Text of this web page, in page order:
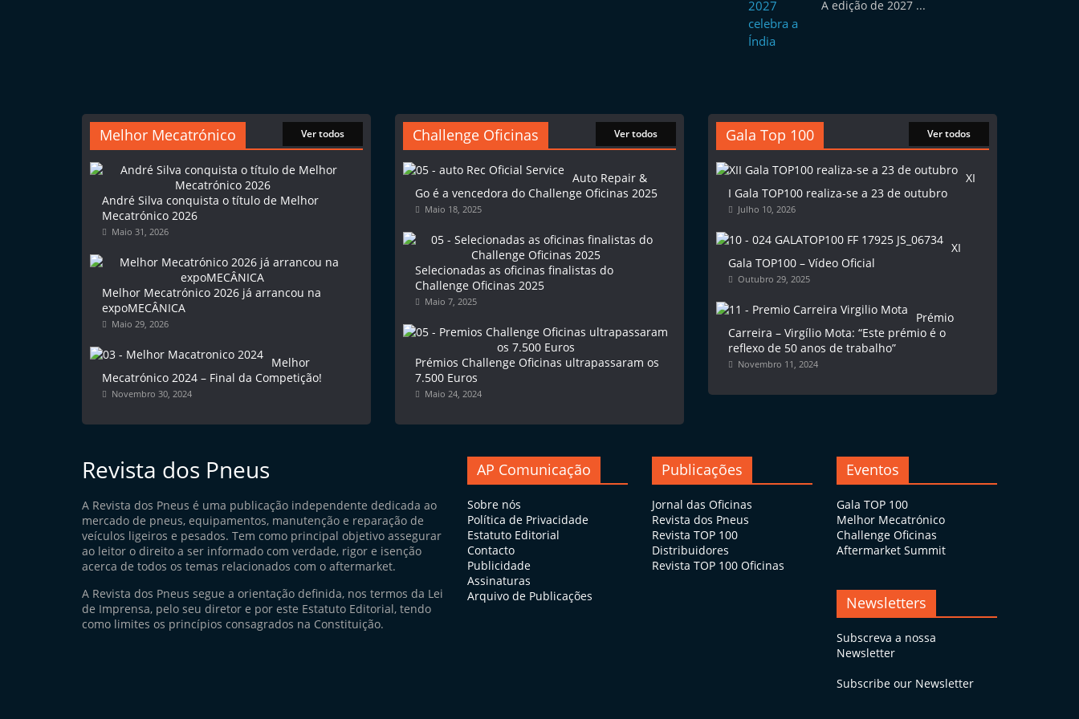
s
A edição de 2027 ...
Melhor Mecatrónico Ver todos
André Silva conquista o título de Melhor
Mecatrónico 2026
Maio 31, 2026
Melhor Mecatrónico 2026 já arrancou na
expoMECÂNICA
Maio 29, 2026
Melhor
Mecatrónico 2024 – Final da Competição!
Novembro 30, 2024
Challenge Oficinas Ver todos
Auto Repair &
Go é a vencedora do Challenge Oficinas 2025
Maio 18, 2025
Selecionadas as oficinas finalistas do
Challenge Oficinas 2025
Maio 7, 2025
Prémios Challenge Oficinas ultrapassaram os
7.500 Euros
Maio 24, 2024
Gala Top 100 Ver todos
XI
I Gala TOP100 realiza-se a 23 de outubro
Julho 10, 2026
XI
Gala TOP100 – Vídeo Oficial
Outubro 29, 2025
Prémio
Carreira – Virgílio Mota: “Este prémio é o
reflexo de 50 anos de trabalho”
Novembro 11, 2024
Revista dos Pneus
A Revista dos Pneus é uma publicação independente dedicada ao
mercado de pneus, equipamentos, manutenção e reparação de
veículos ligeiros e pesados. Tem como principal objetivo assegurar
ao leitor o direito a ser informado com verdade, rigor e isenção
acerca de todos os temas relacionados com o aftermarket.
A Revista dos Pneus segue a orientação definida, nos termos da Lei
de Imprensa, pelo seu diretor e por este Estatuto Editorial, tendo
como limites os princípios consagrados na Constituição.
AP Comunicação
Sobre nós
Política de Privacidade
Estatuto Editorial
Contacto
Publicidade
Assinaturas
Arquivo de Publicações
Publicações
Jornal das Oficinas
Revista dos Pneus
Revista TOP 100
Distribuidores
Revista TOP 100 Oficinas
Eventos
Gala TOP 100
Melhor Mecatrónico
Challenge Oficinas
Aftermarket Summit
Newsletters
Subscreva a nossa
Newsletter
Subscribe our Newsletter